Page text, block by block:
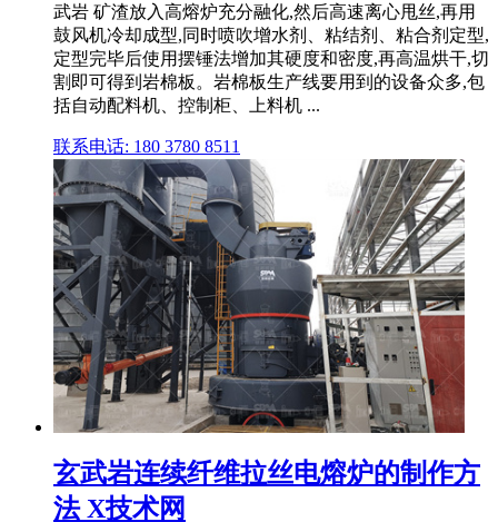
武岩 矿渣放入高熔炉充分融化,然后高速离心甩丝,再用
鼓风机冷却成型,同时喷吹增水剂、粘结剂、粘合剂定型,
定型完毕后使用摆锤法增加其硬度和密度,再高温烘干,切
割即可得到岩棉板。岩棉板生产线要用到的设备众多,包
括自动配料机、控制柜、上料机 ...
联系电话: 180 3780 8511
玄武岩连续纤维拉丝电熔炉的制作方
法 X技术网